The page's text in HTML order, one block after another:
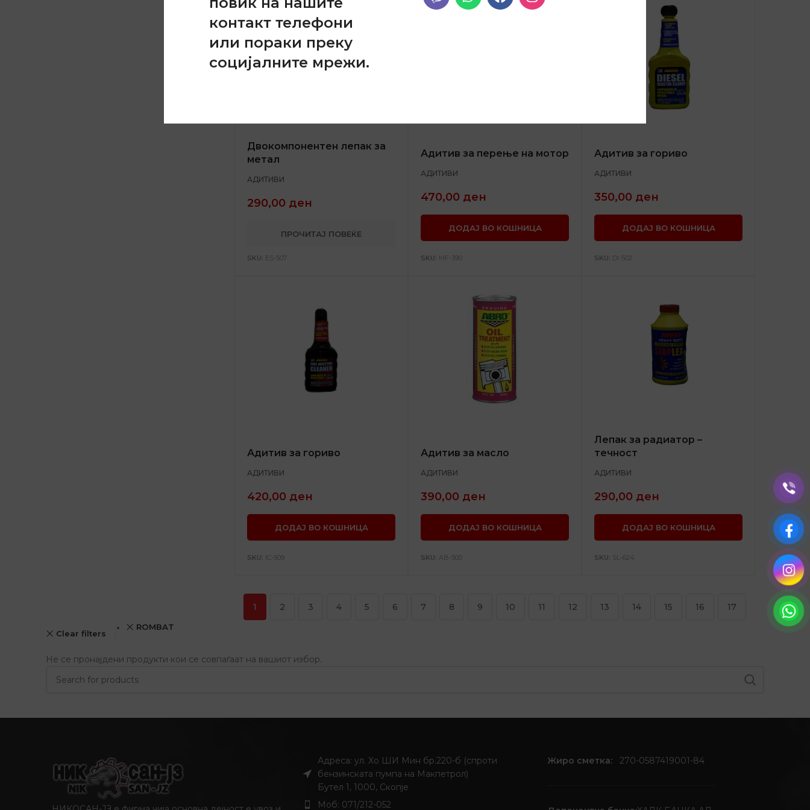
контакт телефони
или пораки преку
социјалните мрежи.
Двокомпонентен лепак за
метал
АДИТИВИ
290,00 ден
ПРОЧИТАЈ ПОВЕЌЕ
SKU: ES-507
Адитив за перење на мотор
АДИТИВИ
470,00 ден
ДОДАЈ ВО КОШНИЦА
SKU: MF-390
Адитив за гориво
АДИТИВИ
350,00 ден
ДОДАЈ ВО КОШНИЦА
SKU: DI-502
Адитив за гориво
АДИТИВИ
420,00 ден
ДОДАЈ ВО КОШНИЦА
SKU: IC-509
Адитив за масло
АДИТИВИ
390,00 ден
ДОДАЈ ВО КОШНИЦА
SKU: AB-500
Лепак за радиатор –
течност
АДИТИВИ
290,00 ден
ДОДАЈ ВО КОШНИЦА
SKU: SL-624
1 2 3 4 5 6 7 8 9 10 11 12 13 14 15 16 17
Clear filters
ROMBAT
Не се пронајдени продукти кои се совпаѓаат на вашиот избор.
Адреса: ул. Хо ШИ Мин бр.220-б (спроти
бензинската пумпа на Макпетрол)
Бутел 1, 1000, Скопје
Моб: 071/212-052
Жиро сметка:270-0587419001-84